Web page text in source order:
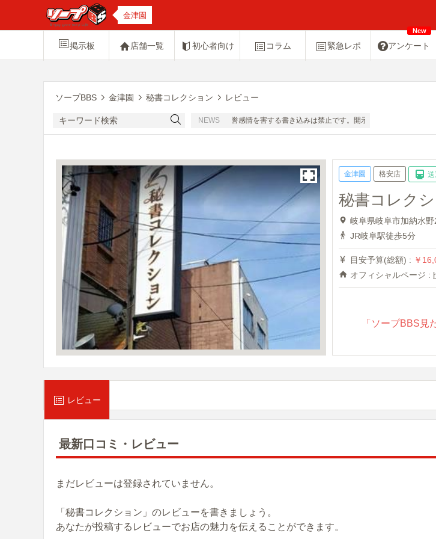
金津園
掲示板 店舗一覧 初心者向け コラム 緊急レポ アンケート
New
ソープBBS 金津園 秘書コレクション レビュー
NEWS
[注意] コンパニオンさんたちの名誉感情を害する書き込みは禁止です。開示請求の対象にもなりえま
金津園 格安店 送
秘書コレク
岐阜県岐阜市加納水
JR岐阜駅徒歩5分
目安予算(総額) : ￥
オフィシャルページ :
「ソープBBS見
レビュー
最新口コミ・レビュー
まだレビューは登録されていません。
「秘書コレクション」のレビューを書きましょう。
あなたが投稿するレビューでお店の魅力を伝えることができます。